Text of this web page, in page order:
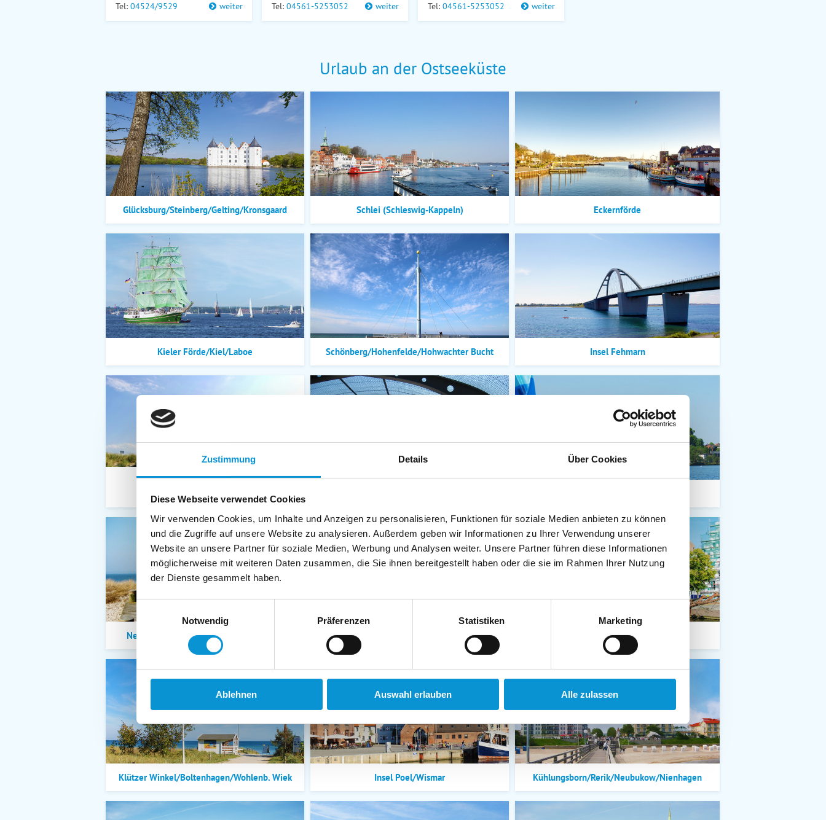
Zustimmung Details Über Cookies
Diese Webseite verwendet Cookies
Wir verwenden Cookies, um Inhalte und Anzeigen zu personalisieren, Funktionen für soziale Medien anbieten zu können
und die Zugriffe auf unsere Website zu analysieren. Außerdem geben wir Informationen zu Ihrer Verwendung unserer
Website an unsere Partner für soziale Medien, Werbung und Analysen weiter. Unsere Partner führen diese Informationen
möglicherweise mit weiteren Daten zusammen, die Sie ihnen bereitgestellt haben oder die sie im Rahmen Ihrer Nutzung
der Dienste gesammelt haben.
Einwilligungsauswahl
Notwendig
Präferenzen Statistiken Marketing
Ablehnen Auswahl erlauben Alle zulassen
Tel: 04524/9529 weiter Tel: 04561-5253052 weiter Tel: 04561-5253052 weiter
Urlaub an der Ostseeküste
Glücksburg/Steinberg/Gelting/Kronsgaard Schlei (Schleswig-Kappeln) Eckernförde
Kieler Förde/Kiel/Laboe Schönberg/Hohenfelde/Hohwachter Bucht Insel Fehmarn
Heiligenhafen/Weißenhäuser
Strand/Großenbrode
Neustadt/Sierksdorf/Pelzerhaken/Rettin Timmendorfer Strand/Scharbeutz Lübeck-Travemünde
Klützer Winkel/Boltenhagen/Wohlenb. Wiek Insel Poel/Wismar Kühlungsborn/Rerik/Neubukow/Nienhagen